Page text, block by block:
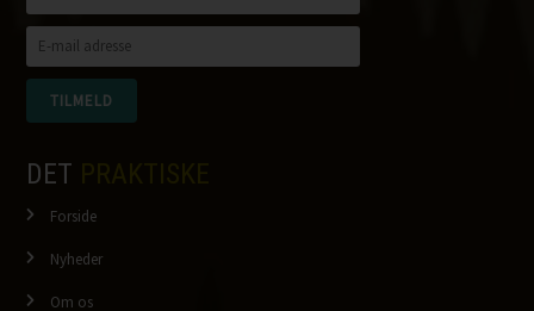
DET
Forside
Nyheder
Om os